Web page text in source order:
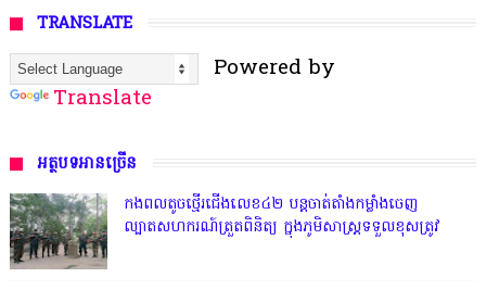
TRANSLATE
Powered by
Translate
អត្ថបទអានច្រើន
កងពលតូចថ្មើរជើងលេខ៤២ បន្តចាត់តាំងកម្លាំងចេញ
ល្បាតសហករណ៍ត្រួតពិនិត្យ ក្នុងភូមិសាស្រ្តទទួលខុសត្រូវ